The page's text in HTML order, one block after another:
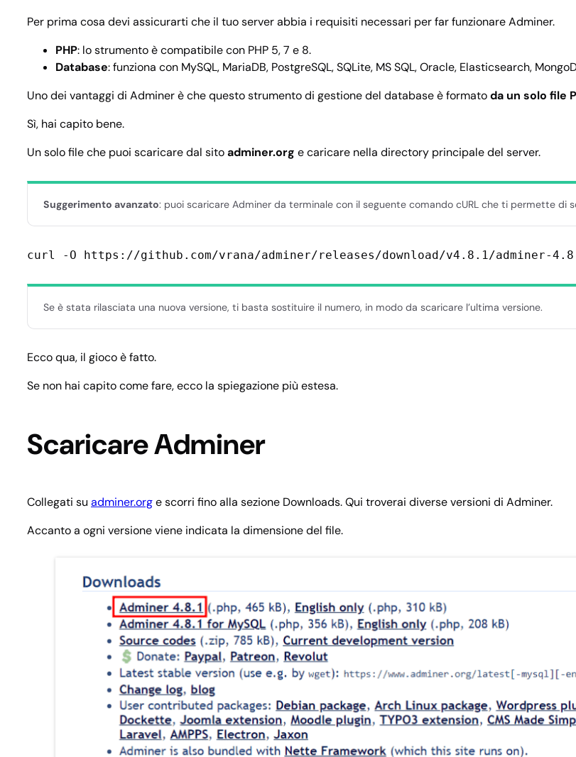
Per prima cosa devi assicurarti che il tuo server abbia i requisiti necessari per far funzionare Adminer.
PHP: lo strumento è compatibile con PHP 5, 7 e 8.
Database: funziona con MySQL, MariaDB, PostgreSQL, SQLite, MS SQL, Oracle, Elasticsearch,
Uno dei vantaggi di Adminer è che questo strumento di gestione del database è formatoda un solo file
Sì, hai capito bene.
Un solo file che puoi scaricare dal sitoadminer.org e caricare nella directory principale del server.
Suggerimento avanzato: puoi scaricare Adminer da terminale con il seguente comando cURL che ti permette di
curl -O https://github.com/vrana/adminer/releases/download/v4.8.1/adminer-
Se è stata rilasciata una nuova versione, ti basta sostituire il numero, in modo da scaricare l’ultima versione.
Ecco qua, il gioco è fatto.
Se non hai capito come fare, ecco la spiegazione più estesa.
Scaricare Adminer
Collegati su adminer.orge scorri fino alla sezione Downloads. Qui troverai diverse versioni di Adminer.
Accanto a ogni versione viene indicata la dimensione del file.